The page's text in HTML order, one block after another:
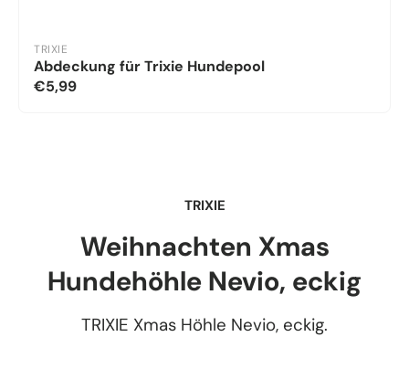
TRIXIE
Abdeckung für Trixie Hundepool
€5,99
TRIXIE
Weihnachten Xmas
Hundehöhle Nevio, eckig
TRIXIE Xmas Höhle Nevio, eckig.